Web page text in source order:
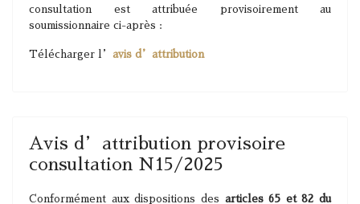
consultation est attribuée provisoirement au
soumissionnaire ci-après :
Télécharger l’ avis d’attribution
Avis d’attribution provisoire
consultation N15/2025
Conformément aux dispositions des articles 65 et 82 du